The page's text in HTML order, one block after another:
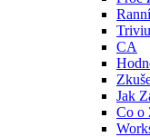
CA
Jak
Co o